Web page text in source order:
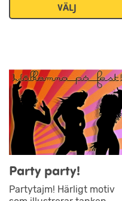
VÄLJ
Party party!
Partytajm! Härligt motiv